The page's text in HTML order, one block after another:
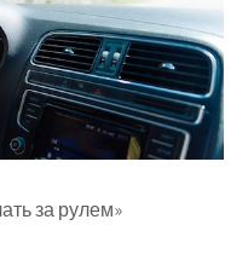
за рулем»